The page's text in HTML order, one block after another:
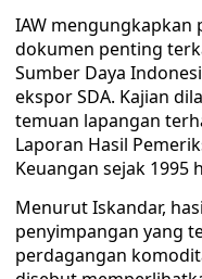
IAW mengungkapkan
dokumen penting
Sumber Daya
ekspor SDA. Kajian
temuan lapangan
Laporan Hasil
Keuangan sejak 1995
Menurut Iskandar,
penyimpangan yang
perdagangan